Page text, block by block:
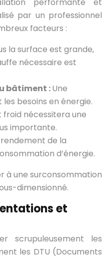
par un professionnel
facteurs :
la surface est grande,
nécessaire est
bâtiment :Une
besoins en énergie.
froid nécessitera une
importante.
rendement de la
d’énergie.
à une surconsommation
dimensionné.
et
scrupuleusement les
les DTU (Documents